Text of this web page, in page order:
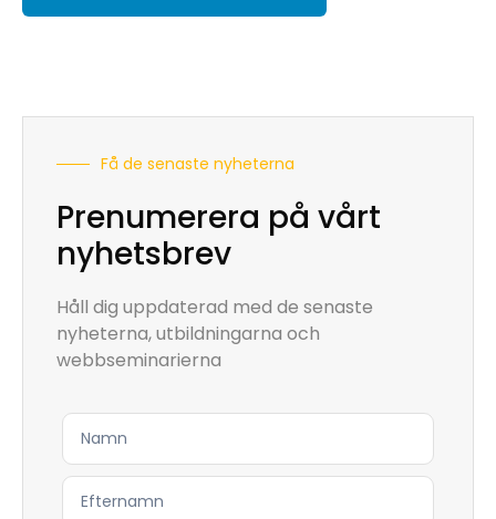
Få de senaste nyheterna
Prenumerera på vårt
nyhetsbrev
Håll dig uppdaterad med de senaste
nyheterna, utbildningarna och
webbseminarierna